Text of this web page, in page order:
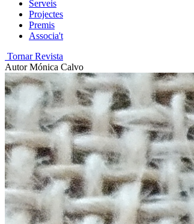
Serveis
Projectes
Premis
Associa't
Tornar Revista
Autor Mónica Calvo